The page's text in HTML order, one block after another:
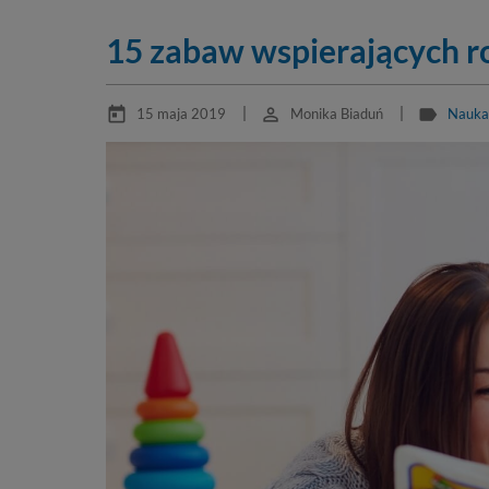
15 zabaw wspierających
today 15 maja 2019 perm_identity Monika Biaduń label